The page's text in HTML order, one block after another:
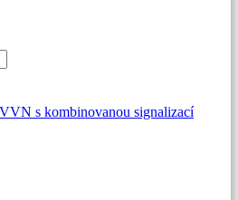
s kombinovanou signalizací